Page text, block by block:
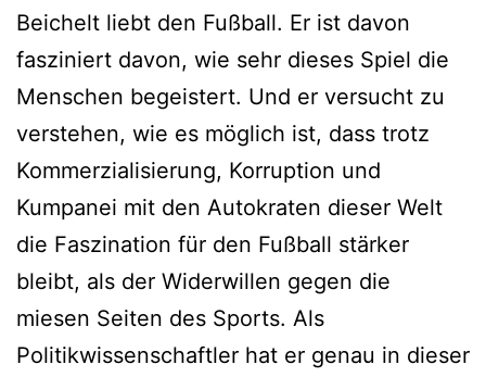
Beichelt liebt den Fußball. Er ist davon
fasziniert davon, wie sehr dieses Spiel die
Menschen begeistert. Und er versucht zu
verstehen, wie es möglich ist, dass trotz
Kommerzialisierung, Korruption und
Kumpanei mit den Autokraten dieser Welt
die Faszination für den Fußball stärker
bleibt, als der Widerwillen gegen die
miesen Seiten des Sports. Als
Politikwissenschaftler hat er genau in dieser